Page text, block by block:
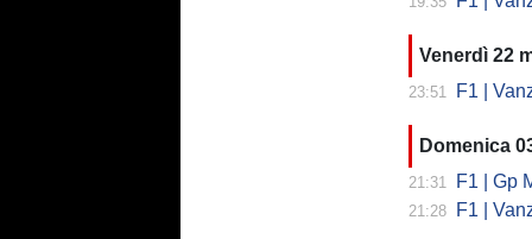
Venerdì 22
23:51 F1 |
Domenica
21:31 F1 | Gp
21:28 F1 |